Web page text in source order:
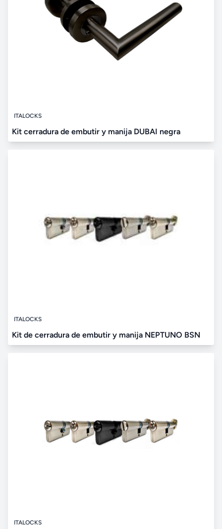
ITALOCKS
Kit cerradura de embutir y manija DUBAI negra
ITALOCKS
Kit de cerradura de embutir y manija NEPTUNO BSN
ITALOCKS